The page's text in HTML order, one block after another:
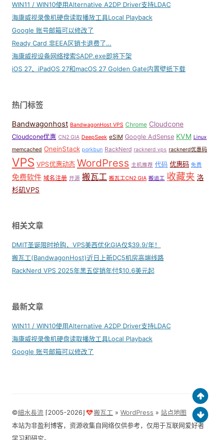
WIN11 / WIN10使用Alternative A2DP Driver支持LDAC
海康威视录像机硬盘读取播放工具Local Playback
Google 账号邮箱可以修改了
Ready Card 非EEA区销卡退费了…
海康威视设备网络搜索SADP.exe即将下架
iOS 27、iPadOS 27和macOS 27 Golden Gate内置壁纸下载
热门标签
Bandwagonhost BandwagonHost VPS Chrome Cloudcone
Cloudcone优惠 CN2 GIA DeepSeek eSIM Google AdSense KVM Linux
memcached OneinStack porkbun RackNerd racknerd vps racknerd优惠码
VPS VPS优惠动态 WordPress 主机推荐 代码 优惠码 免费
免费软件 域名注册 开源 搬瓦工 搬瓦工CN2 GIA 搬运工 收藏夹 洛
杉矶VPS
相关文章
DMIT圣诞限时抢购，VPS美西优化GIA仅$39.9/年！
搬瓦工(BandwagonHost)近日上新DC5机房高端线路
RackNerd VPS 2025年黑五促销年付$10.6美元起
最新文章
WIN11 / WIN10使用Alternative A2DP Driver支持LDAC
海康威视录像机硬盘读取播放工具Local Playback
Google 账号邮箱可以修改了
©細水長流 ⌈2005-2026⌋ 搬瓦工 »WordPress »站点地图
本站为非盈利博客，资源收集自网络仅供参考，仅用于互联网爱好者
学习和研究。